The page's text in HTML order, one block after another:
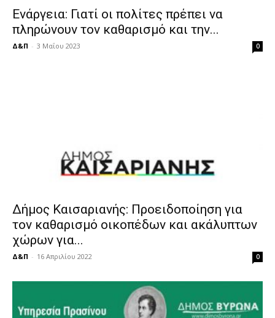
Ενάργεια: Γιατί οι πολίτες πρέπει να
πληρώνουν τον καθαρισμό και την...
Δ&Π - 3 Μαΐου 2023 0
Δήμος Καισαριανής: Προειδοποίηση για
τον καθαρισμό οικοπέδων και ακάλυπτων
χώρων για...
Δ&Π - 16 Απριλίου 2022 0